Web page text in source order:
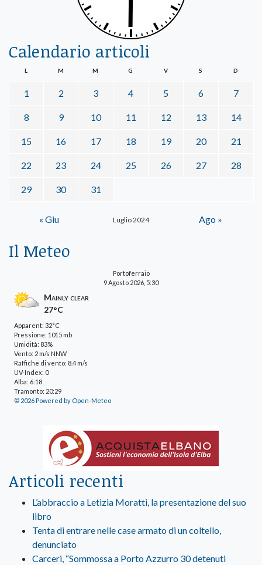
Calendario articoli
Luglio 2024
L M M G V S D
1 2 3 4 5 6 7
8 9 10 11 12 13 14
15 16 17 18 19 20 21
22 23 24 25 26 27 28
29 30 31
« Giu Ago »
Il Meteo
Portoferraio
9 Agosto 2026, 5:30
Mainly clear
27°C
Apparent: 32°C
Pressione: 1015 mb
Umidità: 83%
Vento: 2 m/s NNW
Raffiche di vento: 8.4 m/s
UV-Index: 0
Alba: 6:18
Tramonto: 20:29
© 2026 Powered by Open-Meteo
Articoli recenti
L’abbraccio a Letizia Moratti, la presentazione del suo
libro
Tenta di entrare nelle case armato di un coltello,
denunciato
Carceri, “Sommossa a Porto Azzurro 30 detenuti